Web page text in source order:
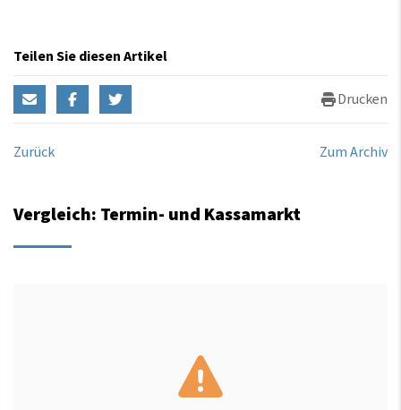
Teilen Sie diesen Artikel
Drucken
Zurück Zum Archiv
Vergleich: Termin- und Kassamarkt